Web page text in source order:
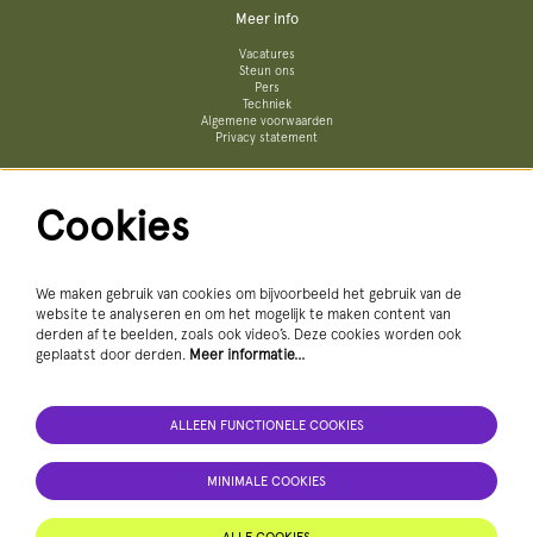
Meer info
Vacatures
Steun ons
Pers
Techniek
Algemene voorwaarden
Privacy statement
AANMELDEN NIEUWSBRIEF
Cookies
We maken gebruik van cookies om bijvoorbeeld het gebruik van de
website te analyseren en om het mogelijk te maken content van
derden af te beelden, zoals ook video’s. Deze cookies worden ook
geplaatst door derden. Meer informatie…
ALLEEN FUNCTIONELE COOKIES
MINIMALE COOKIES